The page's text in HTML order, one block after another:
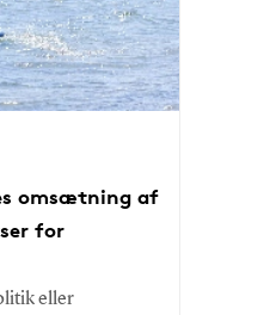
omsætning af
for
eller